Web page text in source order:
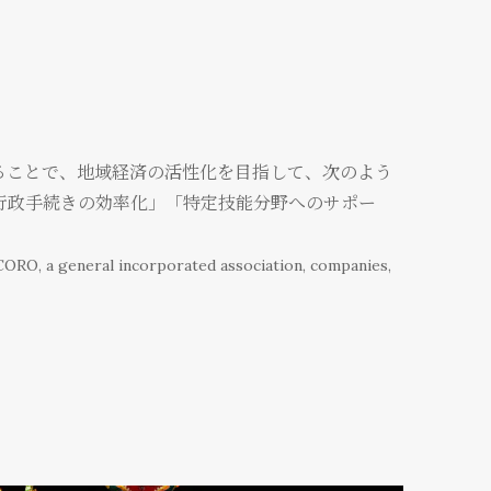
とで、地域経済の活性化を目指して、次のよう
手続きの効率化」「特定技能分野へのサポー
a general incorporated association, companies,